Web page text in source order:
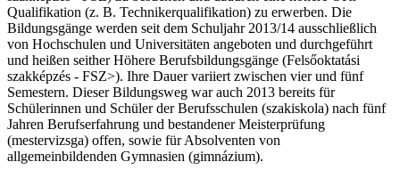
Qualifikation (z. B. Technikerqualifikation) zu erwerben. Die
Bildungsgänge werden seit dem Schuljahr 2013/14 ausschließlich
von Hochschulen und Universitäten angeboten und durchgeführt
und heißen seither Höhere Berufsbildungsgänge (Felsőoktatási
szakképzés - FSZ>). Ihre Dauer variiert zwischen vier und fünf
Semestern. Dieser Bildungsweg war auch 2013 bereits für
Schülerinnen und Schüler der Berufsschulen (szakiskola) nach fünf
Jahren Berufserfahrung und bestandener Meisterprüfung
(mestervizsga) offen, sowie für Absolventen von
allgemeinbildenden Gymnasien (gimnázium).